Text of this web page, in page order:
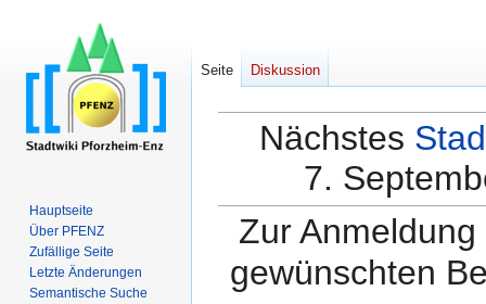
Nächstes
7.
Zur
gewünschten
Seite Diskussion
Hauptseite
Über PFENZ
Zufällige Seite
Letzte Änderungen
Semantische Suche